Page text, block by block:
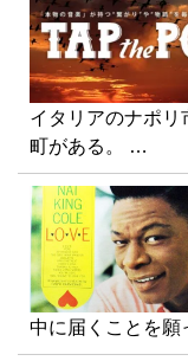
イタリアのナポリ
町がある。 …
中に届くことを